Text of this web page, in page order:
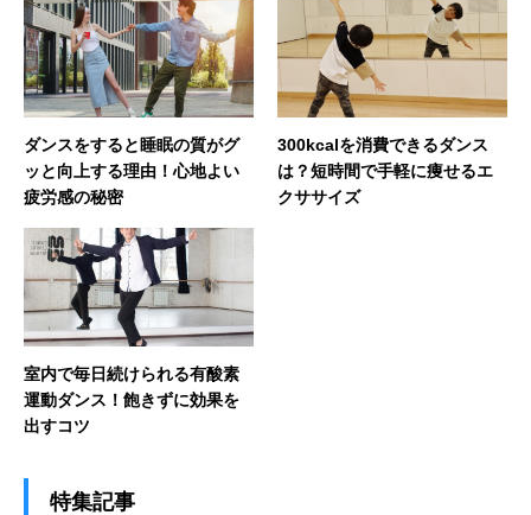
ダンスをすると睡眠の質がグ
ッと向上する理由！心地よい
疲労感の秘密
300kcalを消費できるダンス
は？短時間で手軽に痩せるエ
クササイズ
室内で毎日続けられる有酸素
運動ダンス！飽きずに効果を
出すコツ
特集記事